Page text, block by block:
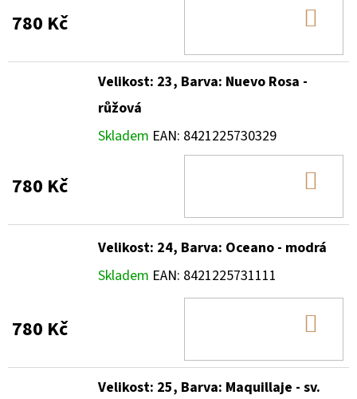
780 Kč
Velikost: 23, Barva: Nuevo Rosa -
růžová
Skladem EAN: 8421225730329
780 Kč
Velikost: 24, Barva: Oceano - modrá
Skladem EAN: 8421225731111
780 Kč
Velikost: 25, Barva: Maquillaje - sv.